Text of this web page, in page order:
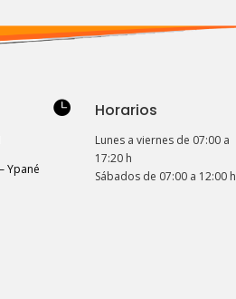
Ypané
 Horarios
Lunes a viernes de 07:00 a
17:20 h
Sábados de 07:00 a 12:00 h